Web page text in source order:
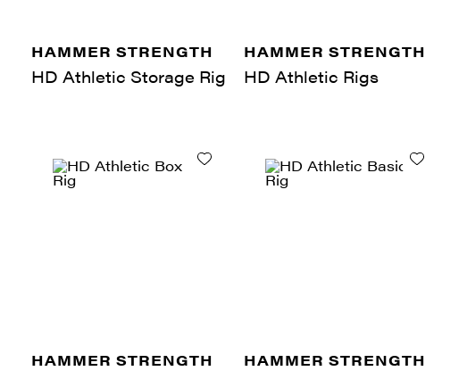
HAMMER STRENGTH
HD Athletic Storage Rig
HAMMER STRENGTH
HD Athletic Rigs
HAMMER STRENGTH HAMMER STRENGTH